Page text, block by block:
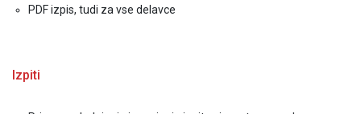
PDF izpis, tudi za vse delavce
Izpiti